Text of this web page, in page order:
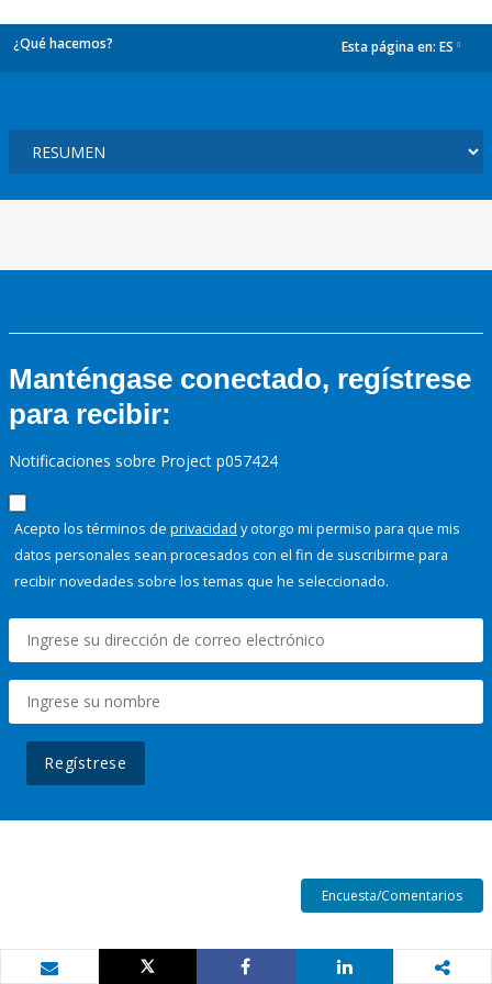
¿Qué hacemos? Esta página en: ES
Manténgase conectado, regístrese
para recibir:
Notificaciones sobre Project p057424
Acepto los términos de privacidad y otorgo mi permiso para que mis
datos personales sean procesados con el fin de suscribirme para
recibir novedades sobre los temas que he seleccionado.
Regístrese
Encuesta/Comentarios